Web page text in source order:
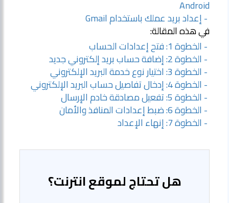
Android
- إعداد بريد عملك باستخدام Gmail
في هذه المقالة:
- الخطوة 1: فتح إعدادات الحساب
- الخطوة 2: إضافة حساب بريد إلكتروني جديد
- الخطوة 3: اختيار نوع خدمة البريد الإلكتروني
- الخطوة 4: إدخال تفاصيل حساب البريد الإلكتروني
- الخطوة 5: تفعيل مصادقة خادم الإرسال
- الخطوة 6: ضبط إعدادات المنافذ والأمان
- الخطوة 7: إنهاء الإعداد
هل تحتاج لموقع انترنت؟